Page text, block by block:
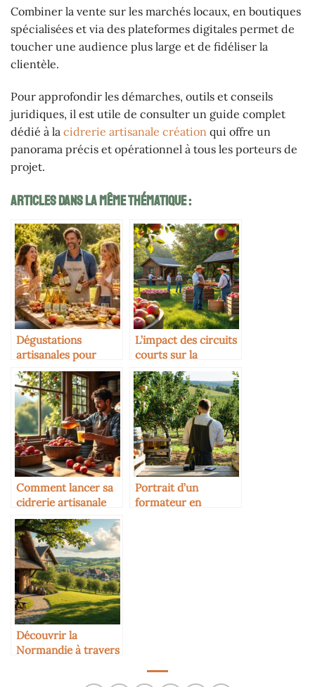
Combiner la vente sur les marchés locaux, en boutiques
spécialisées et via des plateformes digitales permet de
toucher une audience plus large et de fidéliser la
clientèle.
Pour approfondir les démarches, outils et conseils
juridiques, il est utile de consulter un guide complet
dédié à la cidrerie artisanale création qui offre un
panorama précis et opérationnel à tous les porteurs de
projet.
Articles Dans La Même Thématique :
Dégustations
artisanales pour
mamans
gourmandes avec
Loïc Raison et cidres
bio
L’impact des circuits
courts sur la
rentabilité des
producteurs de cidre
Comment lancer sa
cidrerie artisanale
Portrait d’un
formateur en
Découvrir la
Normandie à travers